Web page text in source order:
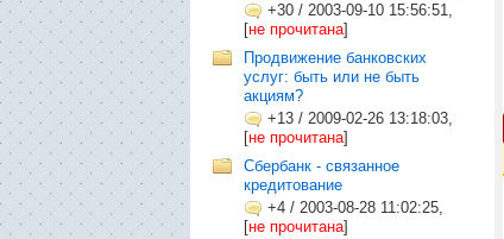
+30 / 2003-09-10 15:56:51,
[не прочитана]
Продвижение банковских
услуг: быть или не быть
акциям?
+13 / 2009-02-26 13:18:03,
[не прочитана]
Сбербанк - связанное
кредитование
+4 / 2003-08-28 11:02:25,
[не прочитана]